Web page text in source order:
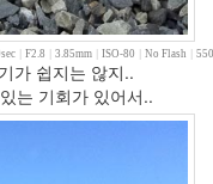
| F2.8 3.85mm| ISO-80 No Flash
가 쉽지는 않지..
는 기회가 있어서..